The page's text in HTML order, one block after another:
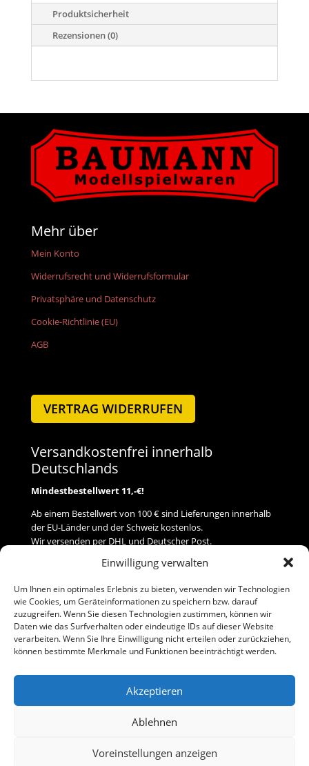
Einwilligung verwalten
Um Ihnen ein optimales Erlebnis zu bieten, verwenden wir Technologien
wie Cookies, um Geräteinformationen zu speichern bzw. darauf
zuzugreifen. Wenn Sie diesen Technologien zustimmen, können wir
Daten wie das Surfverhalten oder eindeutige IDs auf dieser Website
verarbeiten. Wenn Sie Ihre Einwilligung nicht erteilen oder zurückziehen,
können bestimmte Merkmale und Funktionen beeinträchtigt werden.
Akzeptieren
Ablehnen
Voreinstellungen anzeigen
40770)
Menge
Produktsicherheit
Rezensionen (0)
Mehr über
Mein Konto
Widerrufsrecht und Widerrufsformular
Privatsphäre und Datenschutz
Cookie-Richtlinie (EU)
AGB
VERTRAG WIDERRUFEN
Versandkostenfrei innerhalb
Deutschlands
Mindestbestellwert 11,-€!
Ab einem Bestellwert von 100 € sind Lieferungen innerhalb
der EU-Länder und der Schweiz kostenlos.
Wir versenden per DHL und Deutscher Post.
Versand
Zahlung
Baumann Modellspielwaren
Telefon (0 91 61) 33 84